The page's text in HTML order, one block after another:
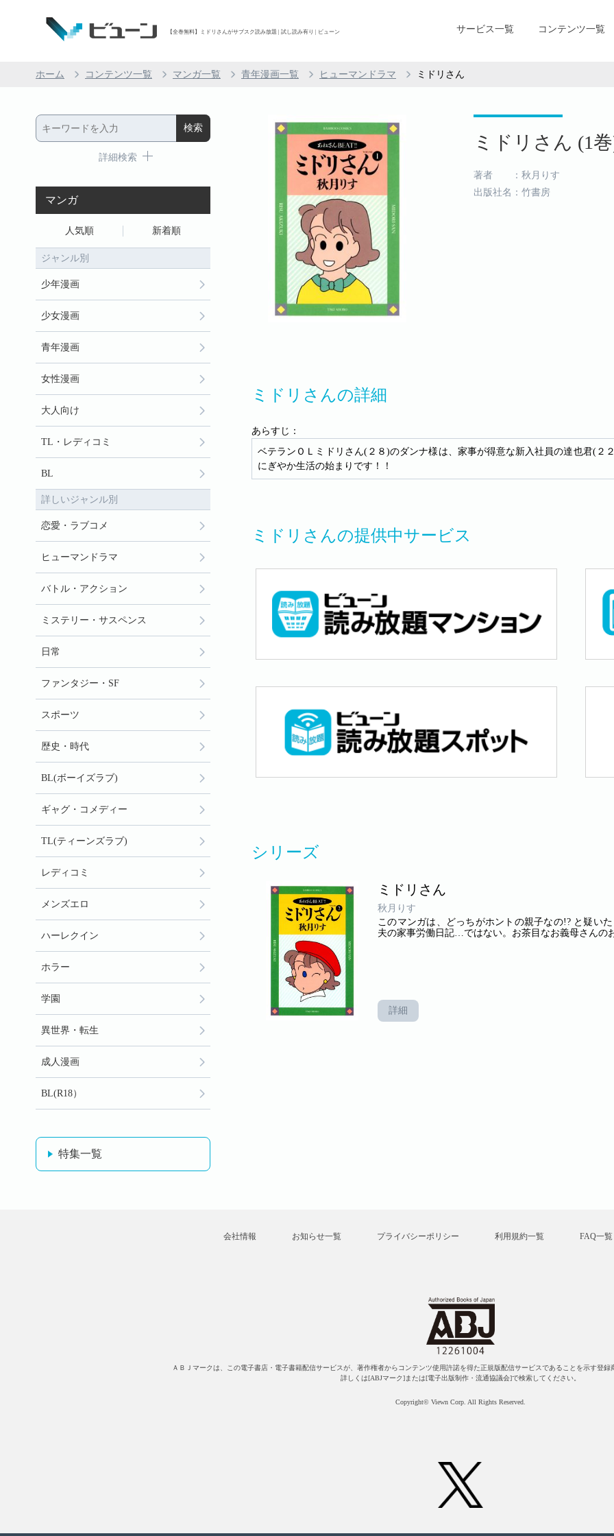
【全巻無料】ミドリさんがサブスク読み放題 | 試し読み有り | ビューン サービス一覧 コンテンツ一覧
ホーム コンテンツ一覧 マンガ一覧 青年漫画一覧 ヒューマンドラマ ミドリさん
ミドリさん (1
著者 ：秋月りす
出版社名：竹書房
ミドリさんの詳細
あらすじ：
ベテランＯＬミドリさん(２８)のダンナ様は、家事が得意な新入社員の達也君(２
にぎやか生活の始まりです！！
ミドリさんの提供中サービス
シリーズ
ミドリさん
秋月りす
このマンガは、どっちがホントの親子なの!? と疑い
夫の家事労働日記…ではない。お茶目なお義母さんの
詳細
詳細検索
マンガ
人気順 新着順
ジャンル別
少年漫画
少女漫画
青年漫画
女性漫画
大人向け
TL・レディコミ
BL
詳しいジャンル別
恋愛・ラブコメ
ヒューマンドラマ
バトル・アクション
ミステリー・サスペンス
日常
ファンタジー・SF
スポーツ
歴史・時代
BL(ボーイズラブ)
ギャグ・コメディー
TL(ティーンズラブ)
レディコミ
メンズエロ
ハーレクイン
ホラー
学園
異世界・転生
成人漫画
BL(R18）
特集一覧
会社情報 お知らせ一覧 プライバシーポリシー 利用規約一覧 FAQ一覧
ＡＢＪマークは、この電子書店・電子書籍配信サービスが、著作権者からコンテンツ使用許諾を得た正規版配信サービスであることを示す登
詳しくは[ABJマーク]または[電子出版制作・流通協議会]で検索してください。
Copyright© Viewn Corp. All Rights Reserved.